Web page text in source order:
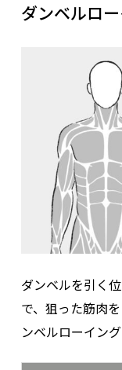
ダンベルロ
ダンベルを引く
で、狙った筋肉
ンベルローイング